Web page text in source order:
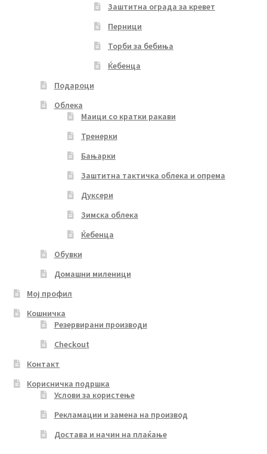
Заштитна ограда за кревет
Перници
Торби за бебиња
Ќебенца
Подароци
Облека
Маици со кратки ракави
Тренерки
Бањарки
Заштитна тактичка облека и опрема
Дуксери
Зимска облека
Ќебенца
Обувки
Домашни миленици
Мој профил
Кошничка
Резервирани производи
Checkout
Контакт
Корисничка подршка
Услови за користење
Рекламации и замена на производ
Достава и начин на плаќање